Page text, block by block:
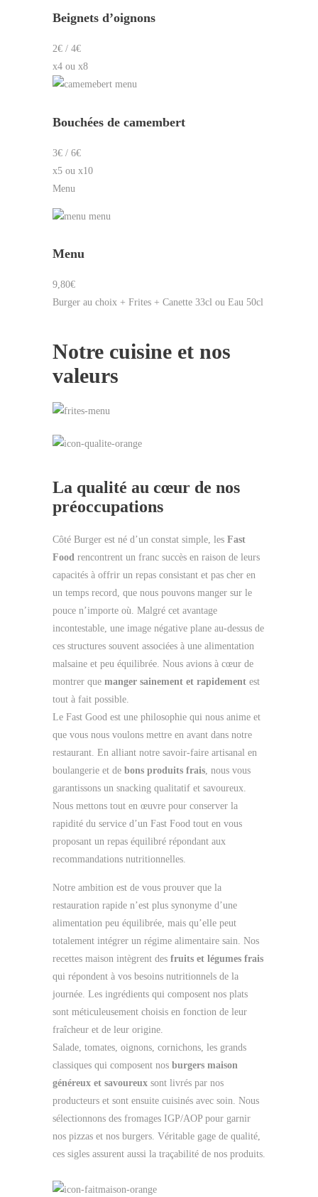
Beignets d’oignons
2€ / 4€
x4 ou x8
Bouchées de camembert
3€ / 6€
x5 ou x10
Menu
Menu
9,80€
Burger au choix + Frites + Canette 33cl ou Eau 50cl
Notre cuisine et nos
valeurs
La qualité au cœur de nos
préoccupations
Côté Burger est né d’un constat simple, les Fast
Food rencontrent un franc succès en raison de leurs
capacités à offrir un repas consistant et pas cher en
un temps record, que nous pouvons manger sur le
pouce n’importe où. Malgré cet avantage
incontestable, une image négative plane au-dessus de
ces structures souvent associées à une alimentation
malsaine et peu équilibrée. Nous avions à cœur de
montrer que manger sainement et rapidement est
tout à fait possible.
Le Fast Good est une philosophie qui nous anime et
que vous nous voulons mettre en avant dans notre
restaurant. En alliant notre savoir-faire artisanal en
boulangerie et de bons produits frais, nous vous
garantissons un snacking qualitatif et savoureux.
Nous mettons tout en œuvre pour conserver la
rapidité du service d’un Fast Food tout en vous
proposant un repas équilibré répondant aux
recommandations nutritionnelles.
Notre ambition est de vous prouver que la
restauration rapide n’est plus synonyme d’une
alimentation peu équilibrée, mais qu’elle peut
totalement intégrer un régime alimentaire sain. Nos
recettes maison intègrent des fruits et légumes frais
qui répondent à vos besoins nutritionnels de la
journée. Les ingrédients qui composent nos plats
sont méticuleusement choisis en fonction de leur
fraîcheur et de leur origine.
Salade, tomates, oignons, cornichons, les grands
classiques qui composent nos burgers maison
généreux et savoureux sont livrés par nos
producteurs et sont ensuite cuisinés avec soin. Nous
sélectionnons des fromages IGP/AOP pour garnir
nos pizzas et nos burgers. Véritable gage de qualité,
ces sigles assurent aussi la traçabilité de nos produits.